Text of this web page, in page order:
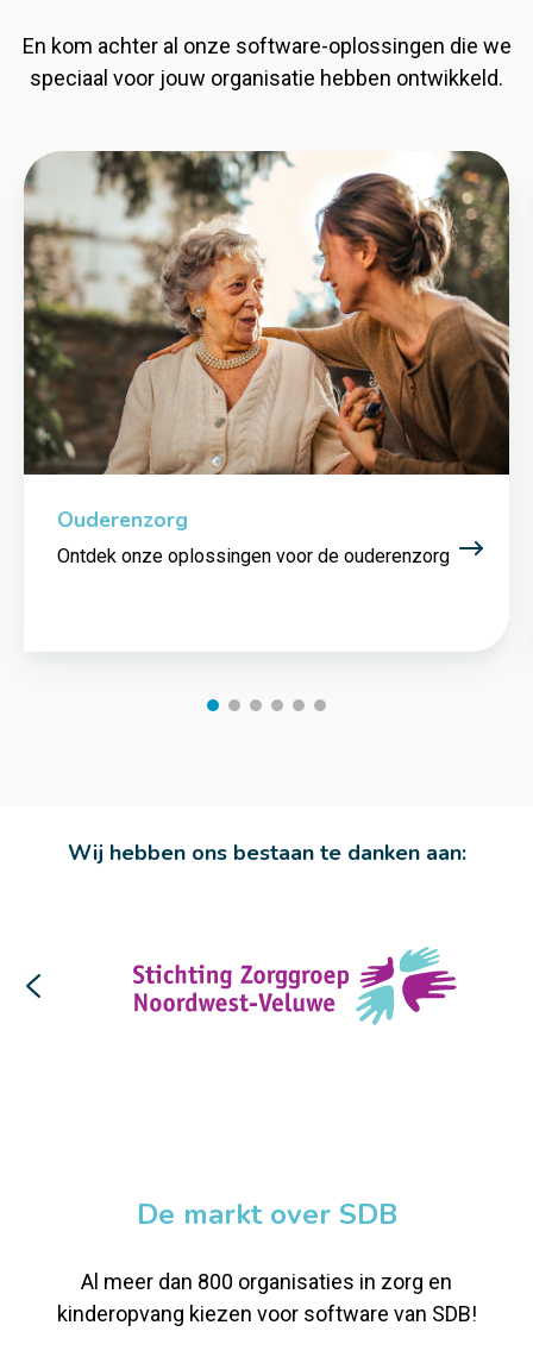
En kom achter al onze software-oplossingen die we
speciaal voor jouw organisatie hebben ontwikkeld.
Ouderenzorg
Ontdek onze oplossingen voor de ouderenzorg
Wij hebben ons bestaan te danken aan:
De markt over SDB
Al meer dan 800 organisaties in zorg en
kinderopvang kiezen voor software van SDB!